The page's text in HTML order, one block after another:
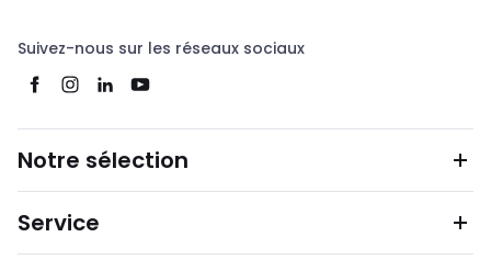
Suivez-nous sur les réseaux sociaux
Notre sélection
Service